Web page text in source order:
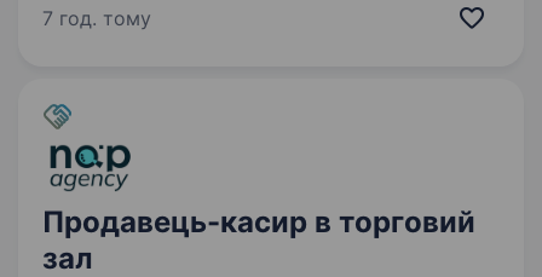
щоб твоя робота мала блиск (буквально) —
7 год. тому
Продавець-касир в торговий
зал